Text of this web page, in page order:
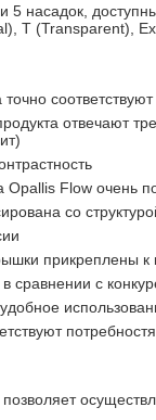
насадок,
T (Transparent),
отвечают
Flow очень
со
прикреплены к
сравнении с
позволяет